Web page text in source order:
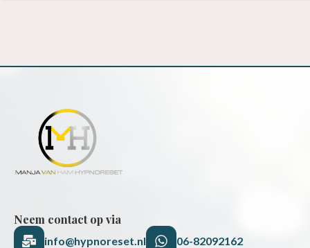
Neem contact op via
info@hypnoreset.nl 06-82092162